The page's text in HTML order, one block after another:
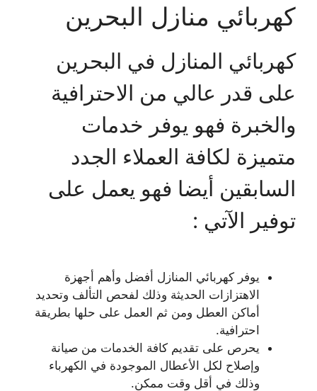
كهربائي منازل البحرين
كهربائي المنازل في البحرين
على قدر عالي من الاحترافية
والخبرة فهو يوفر خدمات
متميزة لكافة العملاء الجدد
السابقين أيضا فهو يعمل على
توفير الآتي :
يوفر كهربائي المنازل أفضل وأهم أجهزة
الاهتزازات الحديثة وذلك لفحص التألف وتحديد
أماكن العطل ومن ثم العمل على حلها بطريقة
احترافية.
يحرص على تقديم كافة الخدمات من صيانة
وإصلاح لكل الأعطال الموجودة في الكهرباء
وذلك في أقل وقت ممكن.